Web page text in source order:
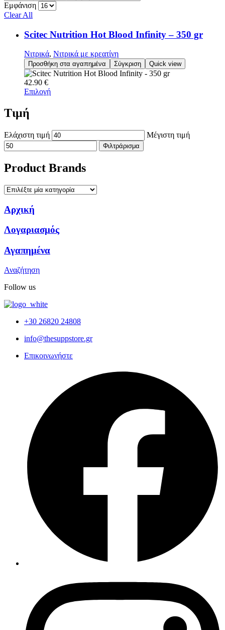
Εμφάνιση
Clear All
Scitec Nutrition Hot Blood Infinity – 350 gr
Νιτρικά, Νιτρικά με κρεατίνη
Προσθήκη στα αγαπημένα Σύγκριση Quick view
42.90 €
Επιλογή
Τιμή
Ελάχιστη τιμή Μέγιστη τιμή
Φιλτράρισμα
Product Brands
Αρχική
Λογαριασμός
Αγαπημένα
Αναζήτηση
Follow us
+30 26820 24808
info@thesuppstore.gr
Επικοινωνήστε